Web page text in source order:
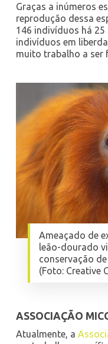
Graças a inúmeros
reprodução dessa
146 indivíduos há 25
indivíduos em
muito trabalho a ser
Ameaçado de
leão-dourado
conservação
(Foto: Creative
ASSOCIAÇÃO
Atualmente, a